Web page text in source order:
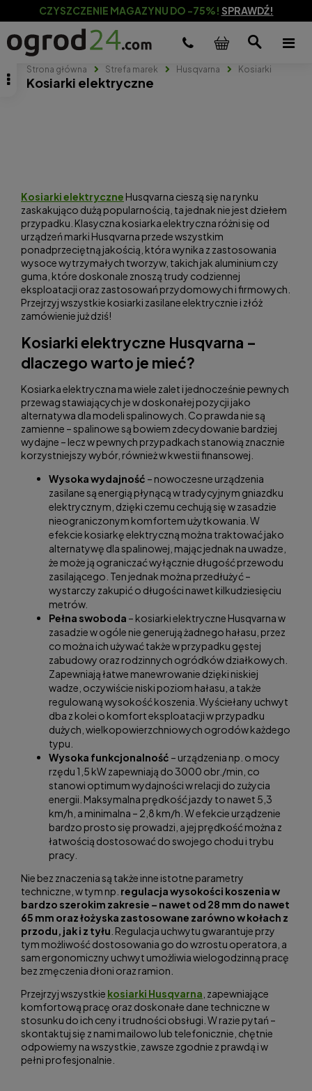
CZYSZCZENIE MAGAZYNU DO -75%! SPRAWDŹ!
Strona główna Strefa marek Husqvarna Kosiarki
Kosiarki elektryczne
Kosiarki elektryczne Husqvarna cieszą się na rynku
zaskakująco dużą popularnością, ta jednak nie jest dziełem
przypadku. Klasyczna kosiarka elektryczna różni się od
urządzeń marki Husqvarna przede wszystkim
ponadprzeciętną jakością, która wynika z zastosowania
wysoce wytrzymałych tworzyw, takich jak aluminium czy
guma, które doskonale znoszą trudy codziennej
eksploatacji oraz zastosowań przydomowych i firmowych.
Przejrzyj wszystkie kosiarki zasilane elektrycznie i złóż
zamówienie już dziś!
Kosiarki elektryczne Husqvarna –
dlaczego warto je mieć?
Kosiarka elektryczna ma wiele zalet i jednocześnie pewnych
przewag stawiających je w doskonałej pozycji jako
alternatywa dla modeli spalinowych. Co prawda nie są
zamienne – spalinowe są bowiem zdecydowanie bardziej
wydajne – lecz w pewnych przypadkach stanowią znacznie
korzystniejszy wybór, również w kwestii finansowej.
Wysoka wydajność – nowoczesne urządzenia
zasilane są energią płynącą w tradycyjnym gniazdku
elektrycznym, dzięki czemu cechują się w zasadzie
nieograniczonym komfortem użytkowania. W
efekcie kosiarkę elektryczną można traktować jako
alternatywę dla spalinowej, mając jednak na uwadze,
że może ją ograniczać wyłącznie długość przewodu
zasilającego. Ten jednak można przedłużyć –
wystarczy zakupić o długości nawet kilkudziesięciu
metrów.
Pełna swoboda – kosiarki elektryczne Husqvarna w
zasadzie w ogóle nie generują żadnego hałasu, przez
co można ich używać także w przypadku gęstej
zabudowy oraz rodzinnych ogródków działkowych.
Zapewniają łatwe manewrowanie dzięki niskiej
wadze, oczywiście niski poziom hałasu, a także
regulowaną wysokość koszenia. Wyściełany uchwyt
dba z kolei o komfort eksploatacji w przypadku
dużych, wielkopowierzchniowych ogrodów każdego
typu.
Wysoka funkcjonalność – urządzenia np. o mocy
rzędu 1,5 kW zapewniają do 3000 obr./min, co
stanowi optimum wydajności w relacji do zużycia
energii. Maksymalna prędkość jazdy to nawet 5,3
km/h, a minimalna – 2,8 km/h. W efekcie urządzenie
bardzo prosto się prowadzi, a jej prędkość można z
łatwością dostosować do swojego chodu i trybu
pracy.
Nie bez znaczenia są także inne istotne parametry
techniczne, w tym np. regulacja wysokości koszenia w
bardzo szerokim zakresie – nawet od 28 mm do nawet
65 mm oraz łożyska zastosowane zarówno w kołach z
przodu, jak i z tyłu . Regulacja uchwytu gwarantuje przy
tym możliwość dostosowania go do wzrostu operatora, a
sam ergonomiczny uchwyt umożliwia wielogodzinną pracę
bez zmęczenia dłoni oraz ramion.
Przejrzyj wszystkie kosiarki Husqvarna , zapewniające
komfortową pracę oraz doskonałe dane techniczne w
stosunku do ich ceny i trudności obsługi. W razie pytań –
skontaktuj się z nami mailowo lub telefonicznie, chętnie
odpowiemy na wszystkie, zawsze zgodnie z prawdą i w
pełni profesjonalnie.